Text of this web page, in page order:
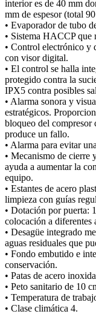
interior es de 40 mm
mm de espesor (total
• Evaporador de tubo
• Sistema HACCP que
• Control electrónico y
con visor digital.
• El control se halla
protegido contra la
IPX5 contra posibles
• Alarma sonora y
estratégicos.
bloqueo del compresor
produce un fallo.
• Alarma para evitar
• Mecanismo de cierre
ayuda a aumentar la
equipo.
• Estantes de acero
limpieza con guías
• Dotación por puerta:
colocación a diferentes
• Desagüe integrado
aguas residuales que
• Fondo embutido e
conservación.
• Patas de acero
• Peto sanitario de 10
• Temperatura de
• Clase climática 4.